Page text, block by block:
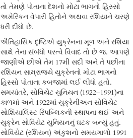
તો તેમણે પોતાના દેશનો મોટા ભાગનો હિસ્સો
અમેરિકન વેપારી હિતોને અથવા રશિયાને ચરણે
ધરી દીધો છે.
ઐતિહાસિક દૃષ્ટિએ યુક્રેનના મૂળ અને રશિયા
સાથે તેના સંબંધો પરત્વે વિવાદ તો છે જ. આપણે
જાણીએ છીએ તેમ 17મી સદી અને તે પછીના
રશિયન સામ્રાજ્યે યુક્રેનનો મોટા ભાગનો
હિસ્સો પોતાના કબજામાં લઈ લીધો હતો.
સમયાંતરે, સોવિયેટ યુનિયન (1922–1991)ના
કાળમાં અને 1922માં યુક્રેનીઅન સોવિયેટ
સોશિયાલિસ્ટ રિપબ્લિકની સ્થાપના થઈ અને
યુક્રેન સોવિયેટ યુનિયનનું ઘટક બન્યું હતું.
સોવિયેટ (રશિયન) અંકુશનો સમયગાળો 1991